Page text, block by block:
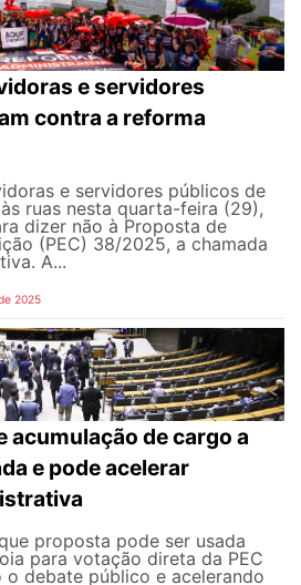
e servidores
contra a reforma
e servidores públicos de
ruas nesta quarta-feira (29),
dizer não à Proposta de
(PEC) 38/2025, a chamada
A...
2025
acumulação de cargo a
e pode acelerar
proposta pode ser usada
para votação direta da PEC
debate público e acelerando